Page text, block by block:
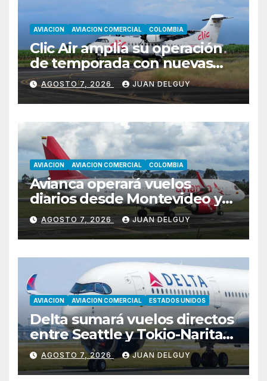
AVIACION AVIACION COMERCIAL COLOMBIA
Clic Air amplía su operación
de temporada con nuevas
rutas hacia Cartagena y Tolú
AGOSTO 7, 2026 JUAN DELGUY
AVIACION AVIACION COMERCIAL COLOMBIA
Avianca operará vuelos
diarios desde Montevideo y
Asunción hacia Bogotá
AGOSTO 7, 2026 JUAN DELGUY
AVIACION AVIACION COMERCIAL ESTADOS UNIDOS
Delta sumará vuelos directos
entre Seattle y Tokio-Narita
desde marzo de 2027
AGOSTO 7, 2026 JUAN DELGUY